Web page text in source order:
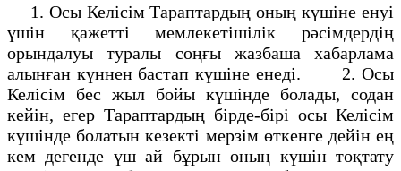
1. Осы Келісім Тараптардың оның күшіне енуі
үшін қажетті мемлекетішілік рәсімдердің
орындалуы туралы соңғы жазбаша хабарлама
алынған күннен бастап күшіне енеді. 2. Осы
Келісім бес жыл бойы күшінде болады, содан
кейін, егер Тараптардың бірде-бірі осы Келісім
күшінде болатын кезекті мерзім өткенге дейін ең
кем дегенде үш ай бұрын оның күшін тоқтату